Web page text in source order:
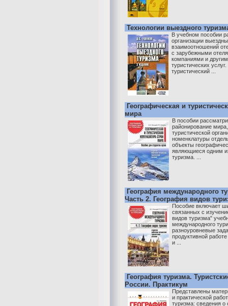
Технологии выездного
В учебном пособии
организации
взаимоотношений
с зарубежными
компаниями и
туристических
туристический ...
Географическая и
мира
В пособии
районирование
туристической
номенклатуры
объекты
являющиеся одним
туризма. ...
География международного
Часть 2. География видов
Пособие включает
связанных с
видов туризма"
международного
разноуровневые
продуктивной
и ...
География туризма.
России. Практикум
Представлены
и практической
туризма: сведения о